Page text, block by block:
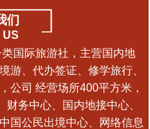
们
US
国际旅游社，主营国内地
游、代办签证、修学旅行、
公司 经营场所400平方米，
务中心、国内地接中心、
国公民出境中心、网络信息